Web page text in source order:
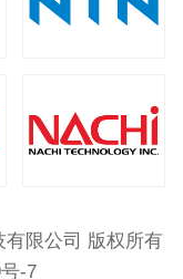
限公司 版权所有
-7